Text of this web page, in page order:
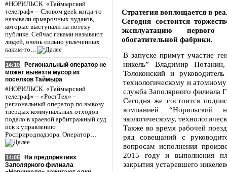
#НОРИЛЬСК. «Таймырский
телеграф» – Словом geek когда-то
называли ярмарочных чудаков,
которые выступали на потеху
публике. Сейчас гиками называют
людей, очень сильно увлеченных
каким-то…
14:10
Региональный оператор не
может вывезти мусор из
поселков Таймыра
#НОРИЛЬСК. «Таймырский
телеграф» – «РостТех» –
региональный оператор по вывозу
твердых коммунальных отходов –
подало в краевой арбитражный суд
иск к управлению
Росприроднадзора. Оператор…
14:05
На предприятиях
Заполярного филиала
Стратегия воплощается в
Сегодня состоится
эксплуатацию первого
обогатительной фабрики.
В запуске примут участие
никель” Владимир
Толоконский и
технологическому и
служба Заполярного филиала
Сегодня же состоится
компанией
экологическому,
Также во время рабочей
ряд совещаний с
вопросам исполнения
2015 году и выполнения
закрытия устаревшего